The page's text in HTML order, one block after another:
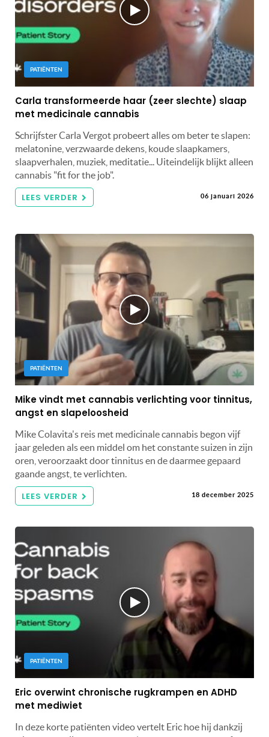
PATIËNTEN
Carla transformeerde haar (zeer slechte) slaap
met medicinale cannabis
Schrijfster Carla Vergot probeert alles om beter te slapen:
melatonine, verzwaarde dekens, koude slaapkamers,
slaapverhalen, muziek, meditatie... Uiteindelijk blijkt alleen
cannabis "fit for the job".
LEES VERDER 06 januari 2026
PATIËNTEN
Mike vindt met cannabis verlichting voor tinnitus,
angst en slapeloosheid
Mike Colavita's reis met medicinale cannabis begon vijf
jaar geleden als een middel om het constante suizen in zijn
oren, veroorzaakt door tinnitus en de daarmee gepaard
gaande angst, te verlichten.
LEES VERDER 18 december 2025
PATIËNTEN
Eric overwint chronische rugkrampen en ADHD
met mediwiet
In deze korte patiënten video vertelt Eric hoe hij dankzij